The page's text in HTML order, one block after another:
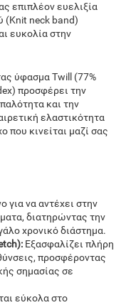
επιπλέον ευελιξία
(Knit neck band)
ευκολία στην
ύφασμα Twill (77%
προσφέρει την
και την
ελαστικότητα
που κινείται μαζί σας
για να αντέχει στην
διατηρώντας την
χρονικό διάστημα.
Εξασφαλίζει πλήρη
προσφέροντας
σημασίας σε
εύκολα στο